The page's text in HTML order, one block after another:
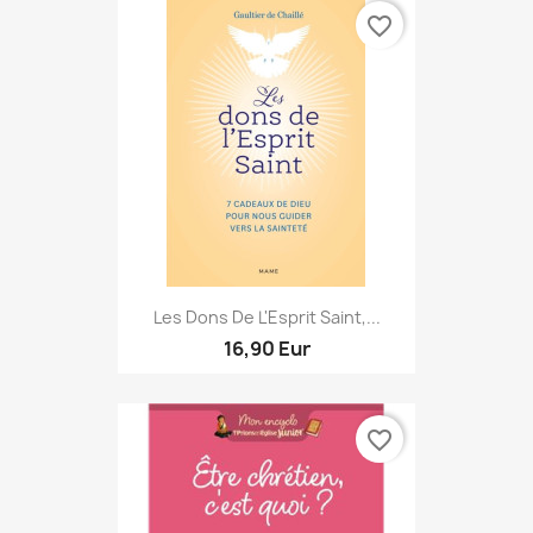
Les Dons De L'Esprit Saint,...
16,90 Eur
favorite_border
favorite_border